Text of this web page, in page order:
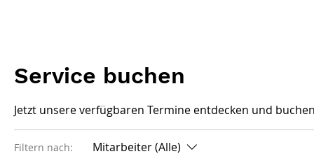
Service buchen
Jetzt unsere verfügbaren Termine entdecken und
Filtern nach: Mitarbeiter (Alle)